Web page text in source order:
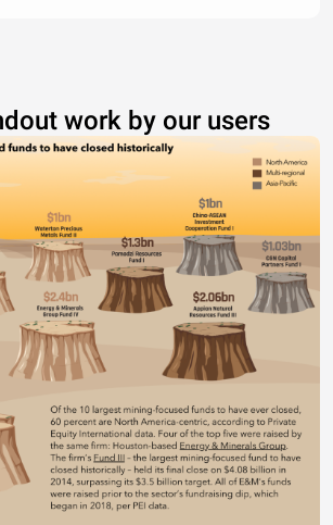
work by our users